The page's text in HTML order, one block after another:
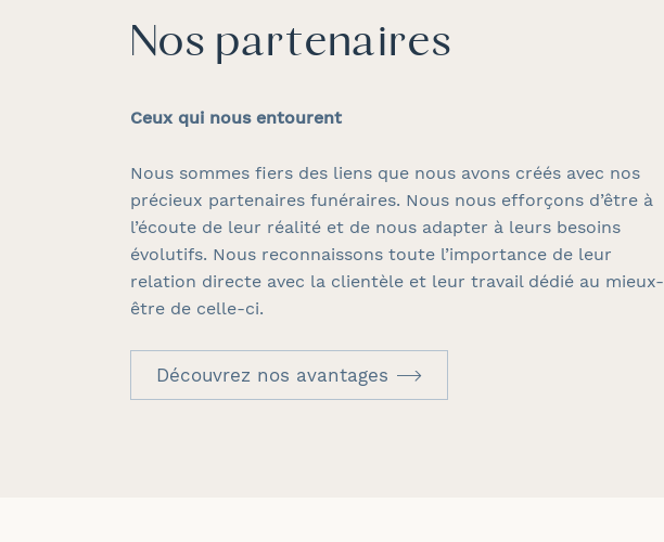
Nos partenaires
Ceux qui nous entourent
Nous sommes fiers des liens que nous avons créés avec nos
précieux partenaires funéraires. Nous nous efforçons d’être à
l’écoute de leur réalité et de nous adapter à leurs besoins
évolutifs. Nous reconnaissons toute l’importance de leur
relation directe avec la clientèle et leur travail dédié au mieux-
être de celle-ci.
Découvrez nos avantages